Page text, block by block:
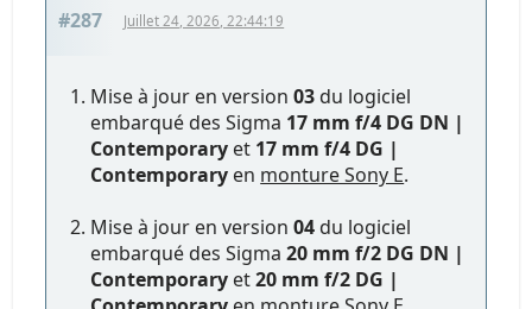
#287 Juillet 24, 2026, 22:44:19
Mise à jour en version03 du logiciel
embarqué des Sigma 17 mm f/4 DG DN |
Contemporary et 17 mm f/4 DG |
Contemporary en monture Sony E.
Mise à jour en version04 du logiciel
embarqué des Sigma20 mm f/2 DG DN |
Contemporary et20 mm f/2 DG |